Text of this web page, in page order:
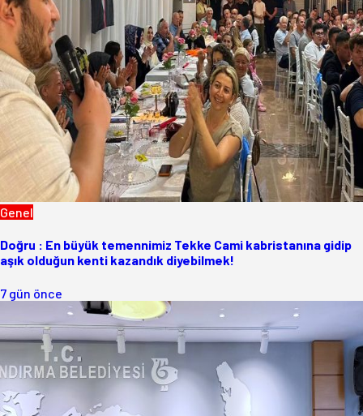
Genel
Doğru : En büyük temennimiz Tekke Cami kabristanına gidip
aşık olduğun kenti kazandık diyebilmek!
7 gün önce